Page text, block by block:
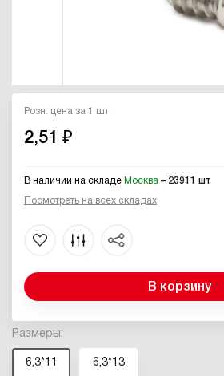
Размеры:
6,3*11 6,3*13
Розн. цена за 1 шт
2,51 ₽
В наличии на складе Москва – 23911 шт
Посмотреть на всех складах
В корзину